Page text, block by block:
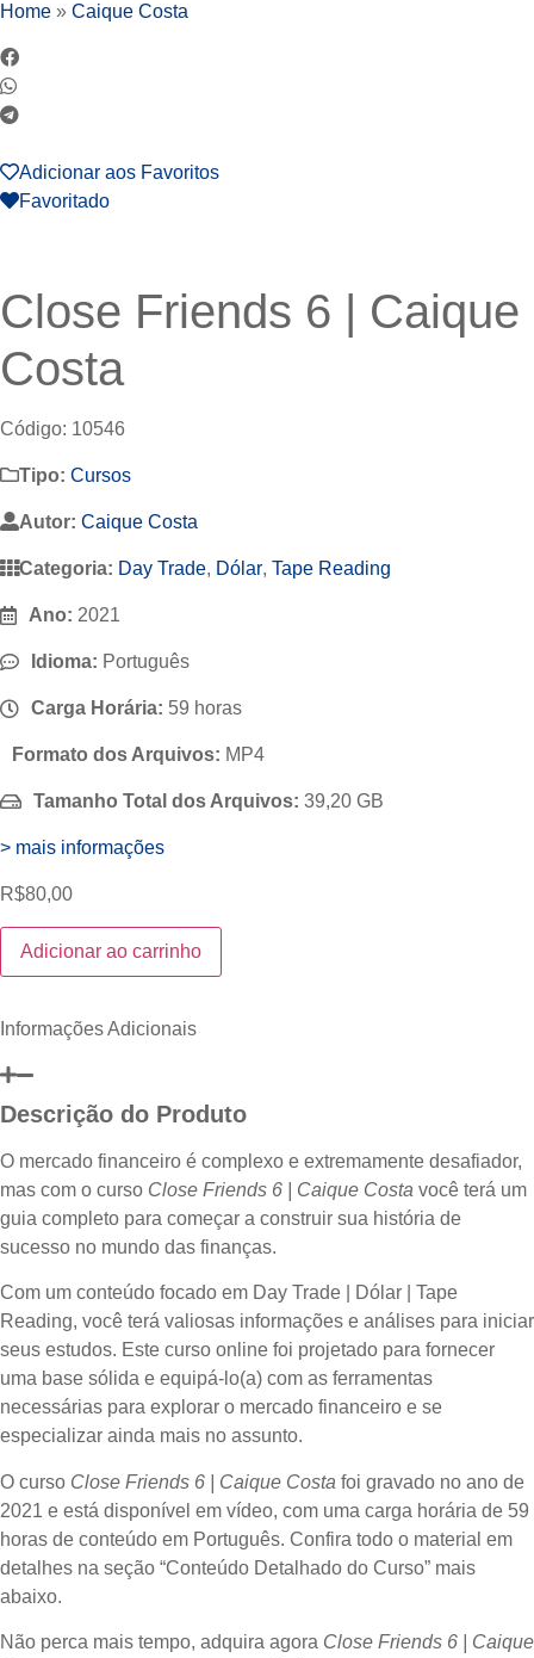
Home » Caique Costa
Adicionar aos Favoritos
Favoritado
Close Friends 6 | Caique
Costa
Código: 10546
Tipo: Cursos
Autor: Caique Costa
Categoria: Day Trade, Dólar, Tape Reading
Ano: 2021
Idioma: Português
Carga Horária: 59 horas
Formato dos Arquivos: MP4
Tamanho Total dos Arquivos: 39,20 GB
> mais informações
R$80,00
Close
Friends
6
Costa
Adicionar ao carrinho
Informações Adicionais
Descrição do Produto
O mercado financeiro é complexo e extremamente desafiador,
mas com o curso Close Friends 6 | Caique Costa você terá um
guia completo para começar a construir sua história de
sucesso no mundo das finanças.
Com um conteúdo focado em Day Trade | Dólar | Tape
Reading, você terá valiosas informações e análises para iniciar
seus estudos. Este curso online foi projetado para fornecer
uma base sólida e equipá-lo(a) com as ferramentas
necessárias para explorar o mercado financeiro e se
especializar ainda mais no assunto.
O curso Close Friends 6 | Caique Costa foi gravado no ano de
2021 e está disponível em vídeo, com uma carga horária de 59
horas de conteúdo em Português. Confira todo o material em
detalhes na seção “Conteúdo Detalhado do Curso” mais
abaixo.
Não perca mais tempo, adquira agora Close Friends 6 | Caique